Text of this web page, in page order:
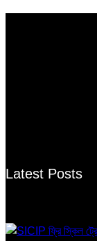
Latest Posts